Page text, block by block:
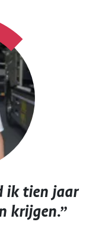
ik tien jaar
krijgen.”